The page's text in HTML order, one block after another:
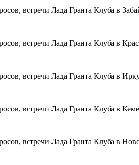
встречи Лада Гранта Клуба в
встречи Лада Гранта Клуба в
встречи Лада Гранта Клуба в
встречи Лада Гранта Клуба в
встречи Лада Гранта Клуба в